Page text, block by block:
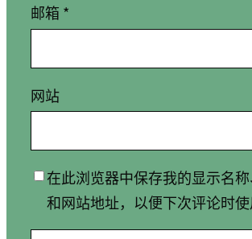
邮箱 *
网站
在此浏览器中保存我的显示名
和网站地址，以便下次评论时使